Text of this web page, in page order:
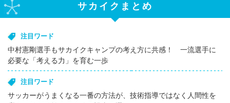
サカイクまとめ
注目ワード
中村憲剛選手もサカイクキャンプの考え方に共感！ 一流選手に
必要な「考える力」を育む一歩
注目ワード
サッカーがうまくなる一番の方法が、技術指導ではなく人間性を